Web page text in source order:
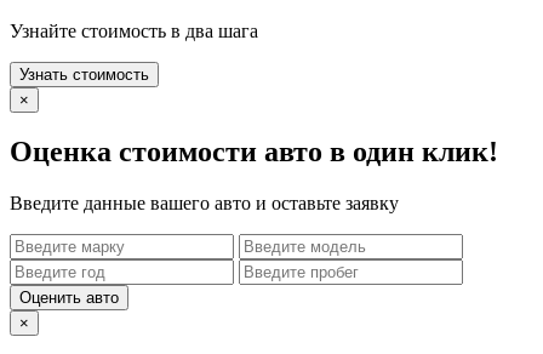
Узнайте стоимость в два шага
Узнать стоимость
×
Оценка стоимости авто в один клик!
Введите данные вашего авто и оставьте заявку
Оценить авто
×